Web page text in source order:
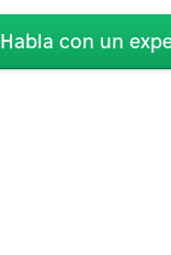
Habla con un